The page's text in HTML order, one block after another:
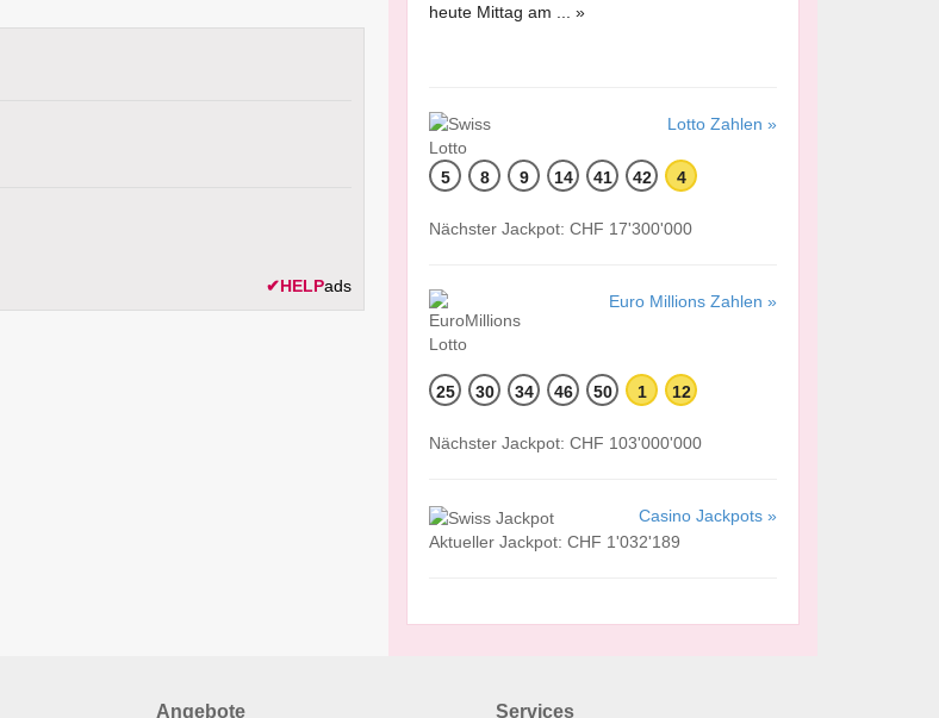
✔HELPads
heute Mittag am ... »
Lotto Zahlen »
5 8 9 14 41 42 4
Nächster Jackpot: CHF 17'300'000
Euro Millions Zahlen »
25 30 34 46 50 1 12
Nächster Jackpot: CHF 103'000'000
Casino Jackpots »
Aktueller Jackpot: CHF 1'032'189
Angebote Services